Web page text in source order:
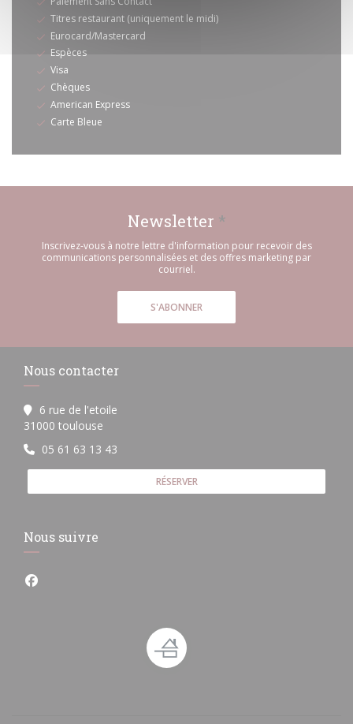
Titres restaurant (uniquement le midi)
Eurocard/Mastercard
Espèces
Visa
Chèques
American Express
Carte Bleue
Newsletter *
Inscrivez-vous à notre lettre d'information pour recevoir des
communications personnalisées et des offres marketing par
courriel.
S'ABONNER
Nous contacter
6 rue de l'etoile
31000 toulouse
05 61 63 13 43
RÉSERVER
Nous suivre
Facebook ((ouvre une nouvelle fenêtre))